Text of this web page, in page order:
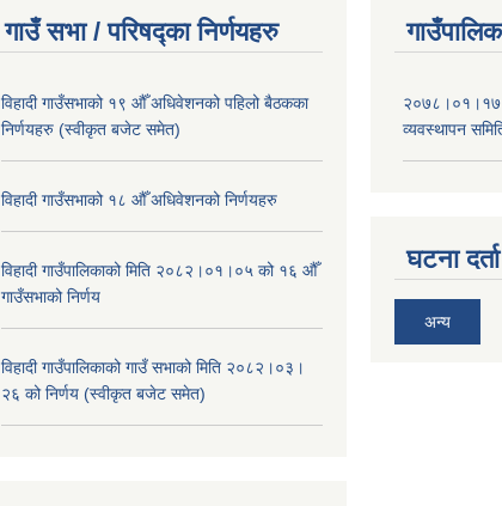
गाउँ सभा / परिषद्का निर्णयहरु
विहादी गाउँसभाको १९ औँ अधिवेशनको पहिलो बैठकका
निर्णयहरु (स्वीकृत बजेट समेत)
विहादी गाउँसभाको १८ औँ अधिवेशनको निर्णयहरु
विहादी गाउँपालिकाको मिति २०८२।०१।०५ को १६ औँ
गाउँसभाको निर्णय
विहादी गाउँपालिकाको गाउँ सभाको मिति २०८२।०३।
२६ को निर्णय (स्वीकृत बजेट समेत)
२०७८।०१।१७
व्यवस्थापन
घटना दर्ता
अन्य